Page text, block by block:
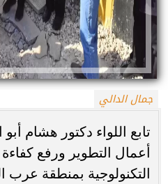
جمال الدالي
تابع اللواء دكتور هشام
أعمال التطوير ورفع
التكنولوجية بمنطقة عرب